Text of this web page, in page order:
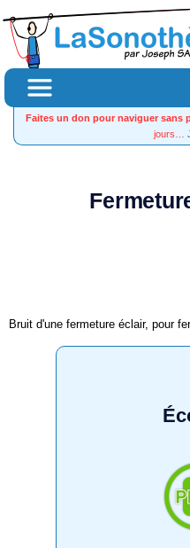
Faites un don pour naviguer sans
jours…
Bruit d'une fermeture éclair, pour